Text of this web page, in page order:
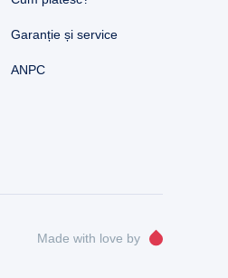
Garanție și service
ANPC
Made with love by